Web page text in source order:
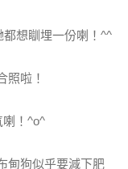
都想瞓埋一份喇！^^
照啦！
喇！^o^
甸狗似乎要減下肥